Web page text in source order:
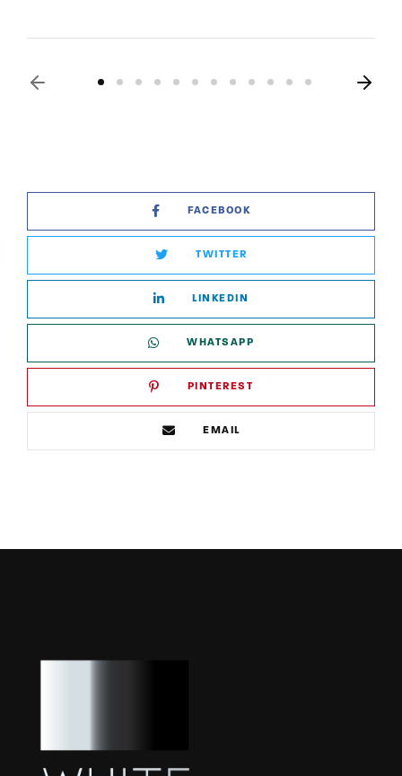
FACEBOOK
TWITTER
LINKEDIN
WHATSAPP
PINTEREST
EMAIL